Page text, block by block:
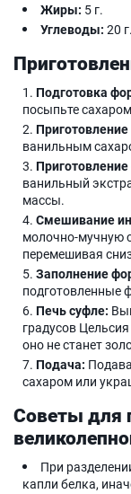
Жиры: 5 г.
Углеводы: 20 г.
Подготовка
посыпьте
ванильным
Приготовление
ванильный
массы.
Смешивание
молочно-мучную
перемешивая
Заполнение
подготовленные
Печь суфле:
градусов
оно не станет
Подача:
сахаром или
Советы для
При
капли белка,